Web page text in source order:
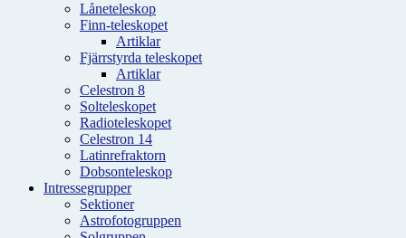
Låneteleskop
Finn-teleskopet
Artiklar
Fjärrstyrda teleskopet
Artiklar
Celestron 8
Solteleskopet
Radioteleskopet
Celestron 14
Latinrefraktorn
Dobsonteleskop
Intressegrupper
Sektioner
Astrofotogruppen